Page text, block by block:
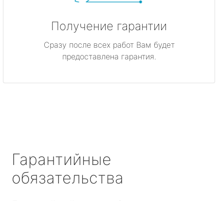
Получение гарантии
Сразу после всех работ Вам будет
предоставлена гарантия.
Гарантийные
обязательства